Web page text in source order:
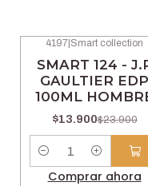
4197 Smart collection
SMART 124 -
GAULTIER EDP
100ML
$13.900$23.900
Comprar ahora